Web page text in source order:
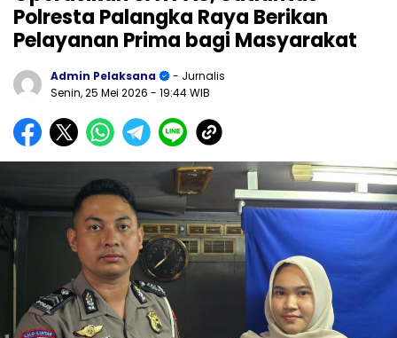
Polresta Palangka Raya Berikan
Pelayanan Prima bagi Masyarakat
Admin Pelaksana
- Jurnalis
Senin, 25 Mei 2026 - 19:44 WIB